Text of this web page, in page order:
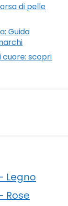
di pelle
Guida
scopri
Legno
Rose